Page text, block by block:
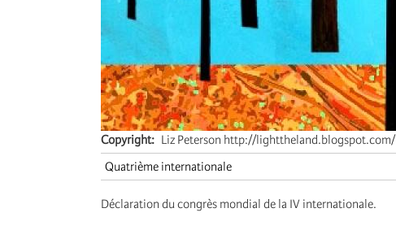
Copyright
Liz Peterson http://lighttheland.blogspot.com/
Quatrième internationale
Déclaration du congrès mondial de la IV internationale.